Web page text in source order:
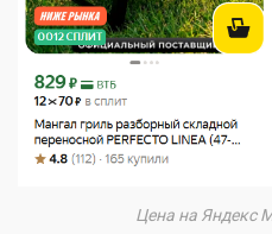
Цена на Яндекс